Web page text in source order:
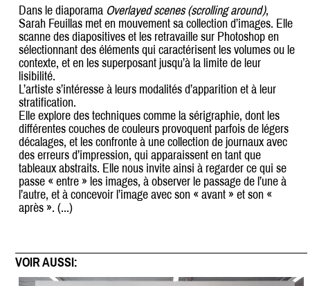
Dans le diaporama Overlayed scenes (scrolling around),
Sarah Feuillas met en mouvement sa collection d’images. Elle
scanne des diapositives et les retravaille sur Photoshop en
sélectionnant des éléments qui caractérisent les volumes ou le
contexte, et en les superposant jusqu’à la limite de leur
lisibilité.
L’artiste s’intéresse à leurs modalités d’apparition et à leur
stratification.
Elle explore des techniques comme la sérigraphie, dont les
différentes couches de couleurs provoquent parfois de légers
décalages, et les confronte à une collection de journaux avec
des erreurs d’impression, qui apparaissent en tant que
tableaux abstraits. Elle nous invite ainsi à regarder ce qui se
passe « entre » les images, à observer le passage de l’une à
l’autre, et à concevoir l’image avec son « avant » et son «
après ». (...)
VOIR AUSSI: